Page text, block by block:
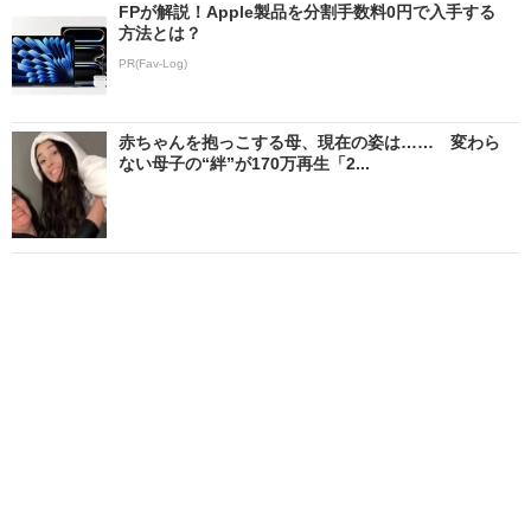
FPが解説！Apple製品を分割手数料0円で入手する
方法とは？
PR(Fav-Log)
赤ちゃんを抱っこする母、現在の姿は…… 変わら
ない母子の“絆”が170万再生「2...